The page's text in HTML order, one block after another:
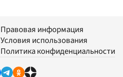
Правовая информация
Условия использования
Политика конфиденциальности